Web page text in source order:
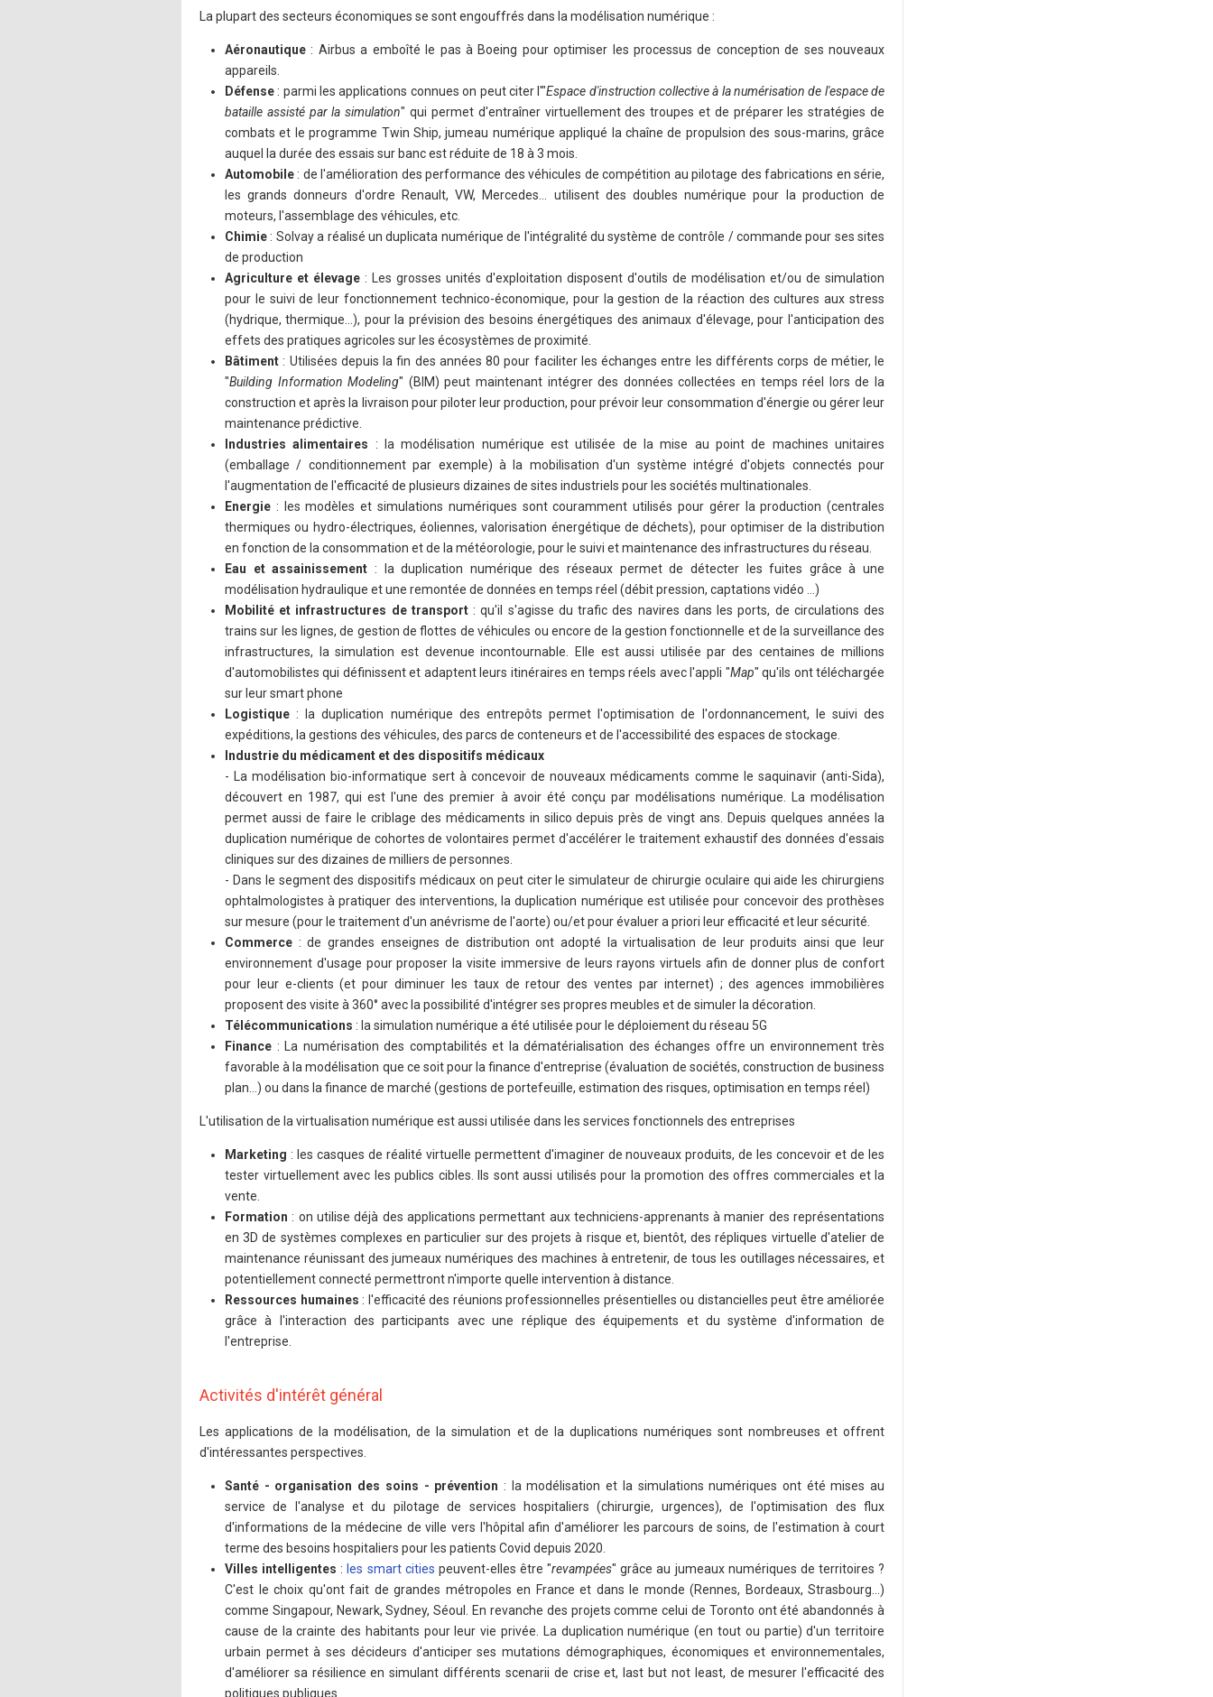
La plupart des secteurs économiques se sont engouffrés dans la modélisation numérique :
Aéronautique : Airbus a emboîté le pas à Boeing pour optimiser les processus de conception de ses nouveaux
appareils.
Défense : parmi les applications connues on peut citer l'"Espace d'instruction collective à la numérisation de l'espace de
bataille assisté par la simulation" qui permet d'entraîner virtuellement des troupes et de préparer les stratégies de
combats et le programme Twin Ship, jumeau numérique appliqué la chaîne de propulsion des sous-marins, grâce
auquel la durée des essais sur banc est réduite de 18 à 3 mois.
Automobile : de l'amélioration des performance des véhicules de compétition au pilotage des fabrications en série,
les grands donneurs d'ordre Renault, VW, Mercedes… utilisent des doubles numérique pour la production de
moteurs, l'assemblage des véhicules, etc.
Chimie : Solvay a réalisé un duplicata numérique de l'intégralité du système de contrôle / commande pour ses sites
de production
Agriculture et élevage : Les grosses unités d'exploitation disposent d'outils de modélisation et/ou de simulation
pour le suivi de leur fonctionnement technico-économique, pour la gestion de la réaction des cultures aux stress
(hydrique, thermique…), pour la prévision des besoins énergétiques des animaux d'élevage, pour l'anticipation des
effets des pratiques agricoles sur les écosystèmes de proximité.
Bâtiment : Utilisées depuis la fin des années 80 pour faciliter les échanges entre les différents corps de métier, le
"Building Information Modeling" (BIM) peut maintenant intégrer des données collectées en temps réel lors de la
construction et après la livraison pour piloter leur production, pour prévoir leur consommation d'énergie ou gérer leur
maintenance prédictive.
Industries alimentaires : la modélisation numérique est utilisée de la mise au point de machines unitaires
(emballage / conditionnement par exemple) à la mobilisation d'un système intégré d'objets connectés pour
l'augmentation de l'efficacité de plusieurs dizaines de sites industriels pour les sociétés multinationales.
Energie : les modèles et simulations numériques sont couramment utilisés pour gérer la production (centrales
thermiques ou hydro-électriques, éoliennes, valorisation énergétique de déchets), pour optimiser de la distribution
en fonction de la consommation et de la météorologie, pour le suivi et maintenance des infrastructures du réseau.
Eau et assainissement : la duplication numérique des réseaux permet de détecter les fuites grâce à une
modélisation hydraulique et une remontée de données en temps réel (débit pression, captations vidéo …)
Mobilité et infrastructures de transport: qu'il s'agisse du trafic des navires dans les ports, de circulations des
trains sur les lignes, de gestion de flottes de véhicules ou encore de la gestion fonctionnelle et de la surveillance des
infrastructures, la simulation est devenue incontournable. Elle est aussi utilisée par des centaines de millions
d'automobilistes qui définissent et adaptent leurs itinéraires en temps réels avec l'appli "Map" qu'ils ont téléchargée
sur leur smart phone
Logistique : la duplication numérique des entrepôts permet l'optimisation de l'ordonnancement, le suivi des
expéditions, la gestions des véhicules, des parcs de conteneurs et de l'accessibilité des espaces de stockage.
Industrie du médicament et des dispositifs médicaux
- La modélisation bio-informatique sert à concevoir de nouveaux médicaments comme le saquinavir (anti-Sida),
découvert en 1987, qui est l'une des premier à avoir été conçu par modélisations numérique. La modélisation
permet aussi de faire le criblage des médicaments in silico depuis près de vingt ans. Depuis quelques années la
duplication numérique de cohortes de volontaires permet d'accélérer le traitement exhaustif des données d'essais
cliniques sur des dizaines de milliers de personnes.
- Dans le segment des dispositifs médicaux on peut citer le simulateur de chirurgie oculaire qui aide les chirurgiens
ophtalmologistes à pratiquer des interventions, la duplication numérique est utilisée pour concevoir des prothèses
sur mesure (pour le traitement d'un anévrisme de l'aorte) ou/et pour évaluer a priori leur efficacité et leur sécurité.
Commerce : de grandes enseignes de distribution ont adopté la virtualisation de leur produits ainsi que leur
environnement d'usage pour proposer la visite immersive de leurs rayons virtuels afin de donner plus de confort
pour leur e-clients (et pour diminuer les taux de retour des ventes par internet) ; des agences immobilières
proposent des visite à 360° avec la possibilité d'intégrer ses propres meubles et de simuler la décoration.
Télécommunications : la simulation numérique a été utilisée pour le déploiement du réseau 5G
Finance : La numérisation des comptabilités et la dématérialisation des échanges offre un environnement très
favorable à la modélisation que ce soit pour la finance d'entreprise (évaluation de sociétés, construction de business
plan…) ou dans la finance de marché (gestions de portefeuille, estimation des risques, optimisation en temps réel)
L'utilisation de la virtualisation numérique est aussi utilisée dans les services fonctionnels des entreprises
Marketing : les casques de réalité virtuelle permettent d'imaginer de nouveaux produits, de les concevoir et de les
tester virtuellement avec les publics cibles. Ils sont aussi utilisés pour la promotion des offres commerciales et la
vente.
Formation : on utilise déjà des applications permettant aux techniciens-apprenants à manier des représentations
en 3D de systèmes complexes en particulier sur des projets à risque et, bientôt, des répliques virtuelle d'atelier de
maintenance réunissant des jumeaux numériques des machines à entretenir, de tous les outillages nécessaires, et
potentiellement connecté permettront n'importe quelle intervention à distance.
Ressources humaines : l'efficacité des réunions professionnelles présentielles ou distancielles peut être améliorée
grâce à l'interaction des participants avec une réplique des équipements et du système d'information de
l'entreprise.
Activités d'intérêt général
Les applications de la modélisation, de la simulation et de la duplications numériques sont nombreuses et offrent
d'intéressantes perspectives.
Santé - organisation des soins - prévention : la modélisation et la simulations numériques ont été mises au
service de l'analyse et du pilotage de services hospitaliers (chirurgie, urgences), de l'optimisation des flux
d'informations de la médecine de ville vers l'hôpital afin d'améliorer les parcours de soins, de l'estimation à court
terme des besoins hospitaliers pour les patients Covid depuis 2020.
Villes intelligentes : les smart cities peuvent-elles être "revampées" grâce au jumeaux numériques de territoires ?
C'est le choix qu'ont fait de grandes métropoles en France et dans le monde (Rennes, Bordeaux, Strasbourg…)
comme Singapour, Newark, Sydney, Séoul. En revanche des projets comme celui de Toronto ont été abandonnés à
cause de la crainte des habitants pour leur vie privée. La duplication numérique (en tout ou partie) d'un territoire
urbain permet à ses décideurs d'anticiper ses mutations démographiques, économiques et environnementales,
d'améliorer sa résilience en simulant différents scenarii de crise et, last but not least, de mesurer l'efficacité des
politiques publiques.